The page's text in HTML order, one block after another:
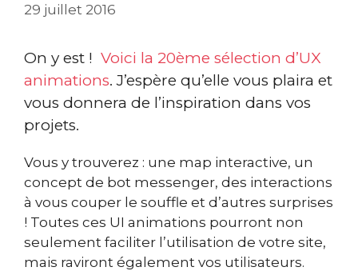
29 juillet 2016
On y est ! Voici la 20ème sélection d’UX
animations. J’espère qu’elle vous plaira et
vous donnera de l’inspiration dans vos
projets.
Vous y trouverez : une map interactive, un
concept de bot messenger, des interactions
à vous couper le souffle et d’autres surprises
! Toutes ces UI animations pourront non
seulement faciliter l’utilisation de votre site,
mais raviront également vos utilisateurs.